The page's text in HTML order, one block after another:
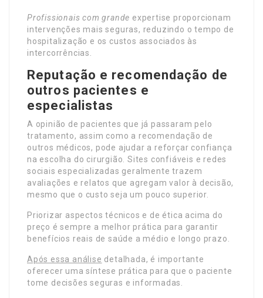
Profissionais com grande expertise proporcionam
intervenções mais seguras, reduzindo o tempo de
hospitalização e os custos associados às
intercorrências.
Reputação e recomendação de
outros pacientes e
especialistas
A opinião de pacientes que já passaram pelo
tratamento, assim como a recomendação de
outros médicos, pode ajudar a reforçar confiança
na escolha do cirurgião. Sites confiáveis e redes
sociais especializadas geralmente trazem
avaliações e relatos que agregam valor à decisão,
mesmo que o custo seja um pouco superior.
Priorizar aspectos técnicos e de ética acima do
preço é sempre a melhor prática para garantir
benefícios reais de saúde a médio e longo prazo.
Após essa análise detalhada, é importante
oferecer uma síntese prática para que o paciente
tome decisões seguras e informadas.